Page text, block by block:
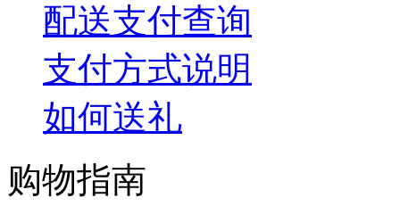
配送支付查询
支付方式说明
如何送礼
购物指南